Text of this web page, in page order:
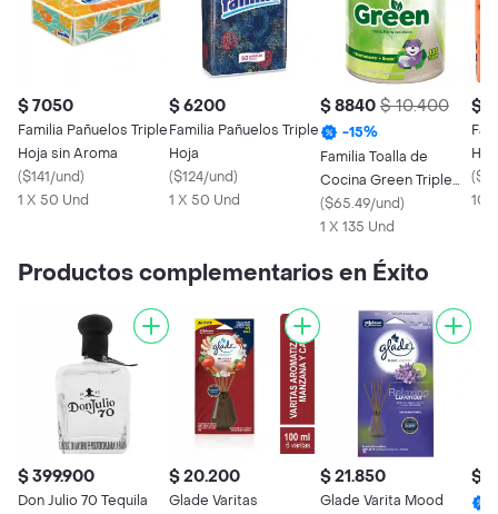
$ 7050
Familia Pañuelos Triple
Hoja sin Aroma
($141/und)
1 X 50 Und
$ 6200
Familia Pañuelos Triple
Hoja
($124/und)
1 X 50 Und
$ 8840 $ 10.400
-15%
Familia Toalla de
Cocina Green Triple
Hoja
($65.49/und)
1 X 135 Und
$
(
10
Productos complementarios en Éxito
$ 399.900
Don Julio 70 Tequila
$ 20.200
Glade Varitas
$ 21.850
Glade Varita Mood
$